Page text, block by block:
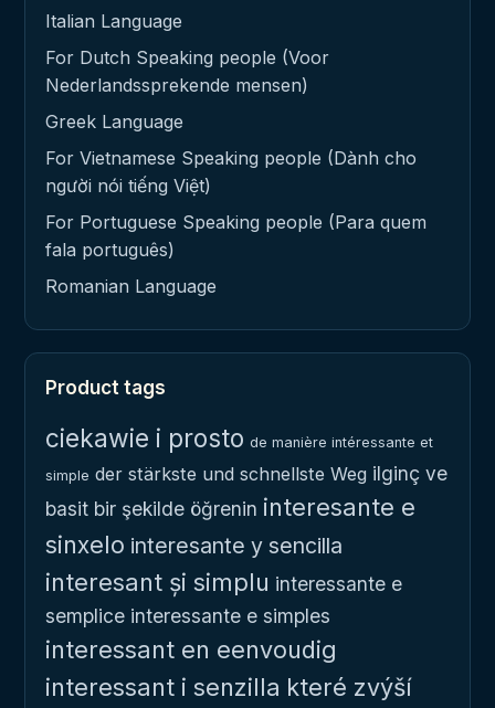
Italian Language
For Dutch Speaking people (Voor
Nederlandssprekende mensen)
Greek Language
For Vietnamese Speaking people (Dành cho
người nói tiếng Việt)
For Portuguese Speaking people (Para quem
fala português)
Romanian Language
Product tags
ciekawie i prosto de manière intéressante et
simple der stärkste und schnellste Weg ilginç ve
basit bir şekilde öğrenin interesante e
sinxelo interesante y sencilla
interesant și simplu interessante e
semplice interessante e simples
interessant en eenvoudig
interessant i senzilla které zvýší